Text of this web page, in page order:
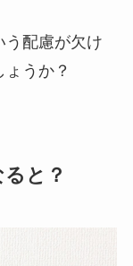
う配慮が欠け
うか？
と？